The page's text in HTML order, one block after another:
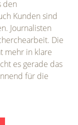
den
Kunden sind
Journalisten
Die
mehr in klare
es gerade das
für die